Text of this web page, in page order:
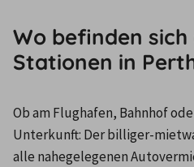
Wo befinden
Stationen in
Ob am Flughafen, Bahnhof
Unterkunft: Der billiger-
alle nahegelegenen